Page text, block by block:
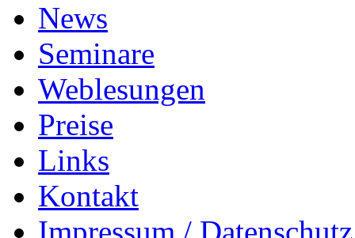
News
Seminare
Weblesungen
Preise
Links
Kontakt